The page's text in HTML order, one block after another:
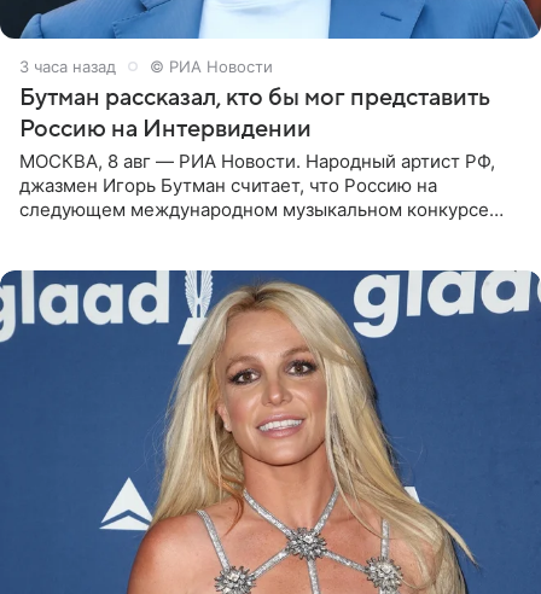
3 часа назад © РИА Новости
Бутман рассказал, кто бы мог представить
Россию на Интервидении
МОСКВА, 8 авг — РИА Новости. Народный артист РФ,
джазмен Игорь Бутман считает, что Россию на
следующем международном музыкальном конкурсе